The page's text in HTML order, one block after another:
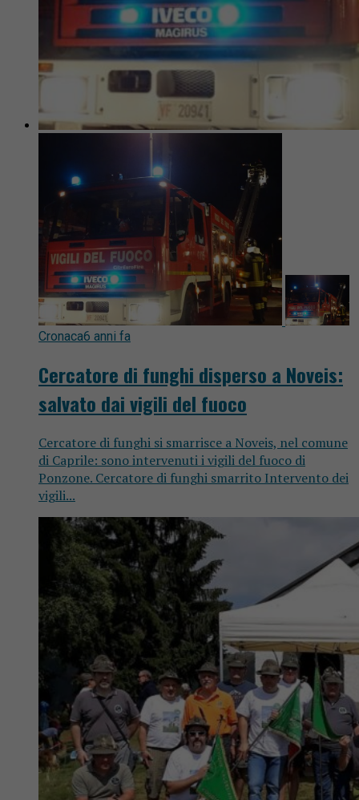
Cronaca6 anni fa
Cercatore di funghi disperso a Noveis:
salvato dai vigili del fuoco
Cercatore di funghi si smarrisce a Noveis, nel comune
di Caprile: sono intervenuti i vigili del fuoco di
Ponzone. Cercatore di funghi smarrito Intervento dei
vigili...